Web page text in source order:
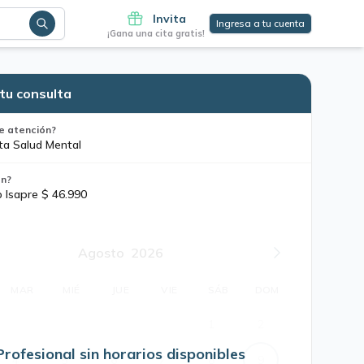
Invita
¡Gana una cita gratis!
Ingresa a tu cuenta
consulta
atención?
Salud Mental
Isapre $ 46.990
sin horarios disponibles
4 5 6 7 8